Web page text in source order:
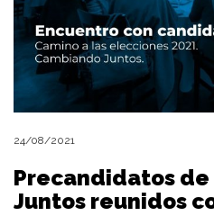
24/08/2021
Precandidatos
Juntos reunidos